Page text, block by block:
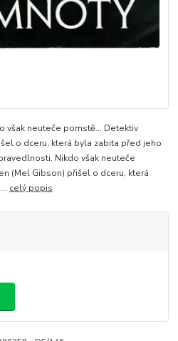
však neuteče pomstě... Detektiv
o dceru, která byla zabita před jeho
Nikdo však neuteče
(Mel Gibson) přišel o dceru, která
celý popis